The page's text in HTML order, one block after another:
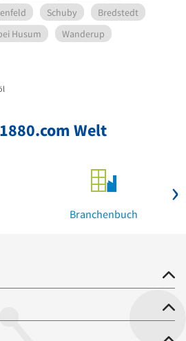
Schuby
Bredstedt
Husum
Wanderup
Welt
Branchenbuch